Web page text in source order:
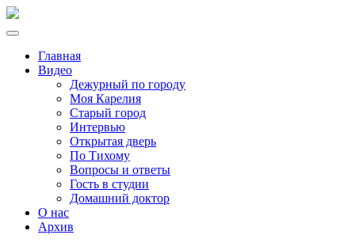
Главная
Видео
Дежурный по городу
Моя Карелия
Старый город
Интервью
Открытая дверь
По Тихому
Вопросы и ответы
Гость в студии
Домашний доктор
О нас
Архив